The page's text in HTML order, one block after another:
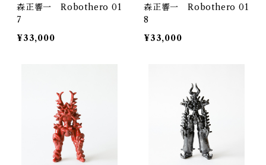
森正響一 Robothero 01
7
¥33,000
森正響一 Robothero 01
8
¥33,000